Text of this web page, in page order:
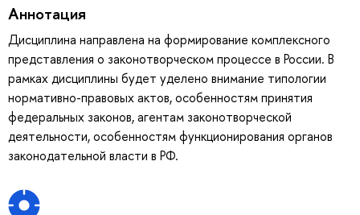
Аннотация
Дисциплина направлена на формирование комплексного
представления о законотворческом процессе в России. В
рамках дисциплины будет уделено внимание типологии
нормативно-правовых актов, особенностям принятия
федеральных законов, агентам законотворческой
деятельности, особенностям функционирования органов
законодательной власти в РФ.